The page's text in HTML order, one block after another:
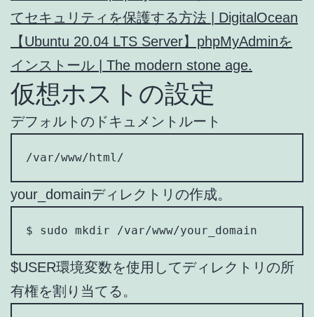
てセキュリティを保護する方法 | DigitalOcean
【Ubuntu 20.04 LTS Server】phpMyAdminを
インストール | The modern stone age.
仮想ホストの設定
デフォルトのドキュメントルート
/var/www/html/
your_domainディレクトリの作成。
$ sudo mkdir /var/www/your_domain
$USER環境変数を使用してディレクトリの所
有権を割り当てる。